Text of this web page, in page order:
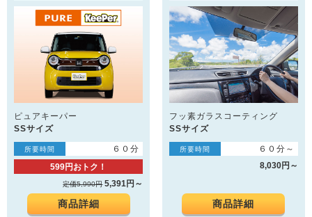
ピュアキーパー
SSサイズ
所要時間
６０分
599円おトク！
定価5,990円5,391円～
商品詳細
フッ素ガラスコーティング
SSサイズ
所要時間
６０分～
8,030円～
商品詳細